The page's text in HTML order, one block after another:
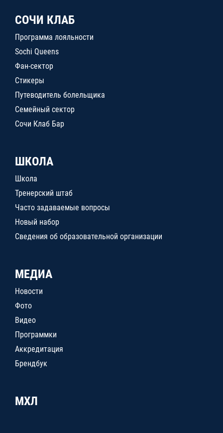
СОЧИ КЛАБ
Программа лояльности
Sochi Queens
Фан-сектор
Стикеры
Путеводитель болельщика
Семейный сектор
Сочи Клаб Бар
ШКОЛА
Школа
Тренерский штаб
Часто задаваемые вопросы
Новый набор
Сведения об образовательной организации
МЕДИА
Новости
Фото
Видео
Программки
Аккредитация
Брендбук
МХЛ